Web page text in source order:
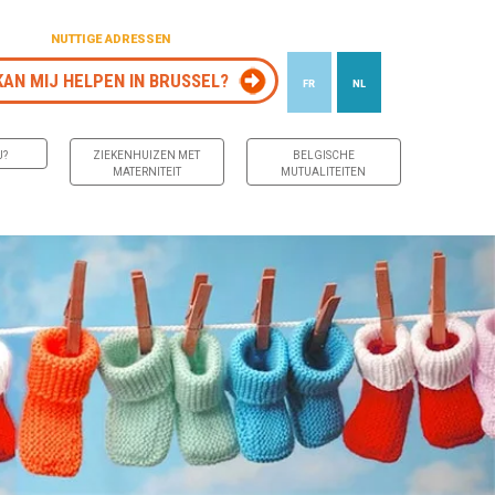
NUTTIGE ADRESSEN
MIJ HELPEN IN BRUSSEL? FR NL
ZIEKENHUIZEN MET
MATERNITEIT
BELGISCHE
MUTUALITEITEN